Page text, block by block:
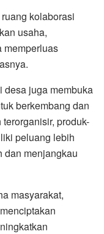
kolaborasi
usaha,
memperluas
desa juga membuka
berkembang dan
produk-
peluang lebih
dan menjangkau
masyarakat,